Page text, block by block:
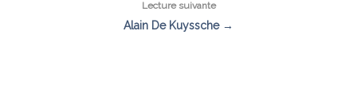
Lecture suivante
Alain De Kuyssche →